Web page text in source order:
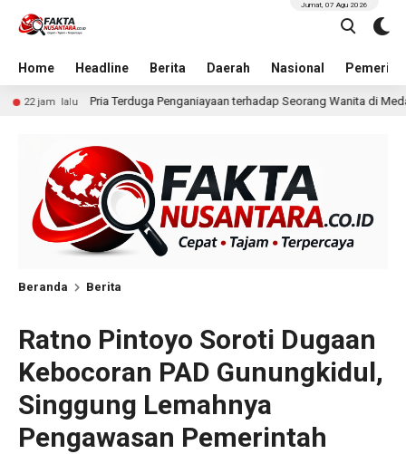
Home Headline Berita Daerah Nasional
Jumat, 07 Agu 2026
terhadap Seorang Wanita di Medan Ditangkap Polisi 22
Beranda Berita
Ratno Pintoyo Soroti Dugaan
Kebocoran PAD Gunungkidul,
Singgung Lemahnya
Pengawasan Pemerintah